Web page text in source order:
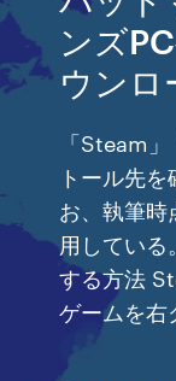
ンズ
ウンロ
「Steam
トール先
お、執筆時
用してい
する方法
ゲームを右